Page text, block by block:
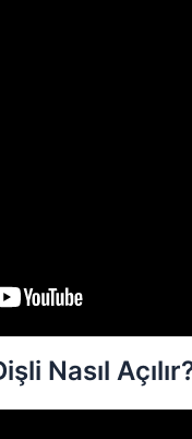
Nasıl